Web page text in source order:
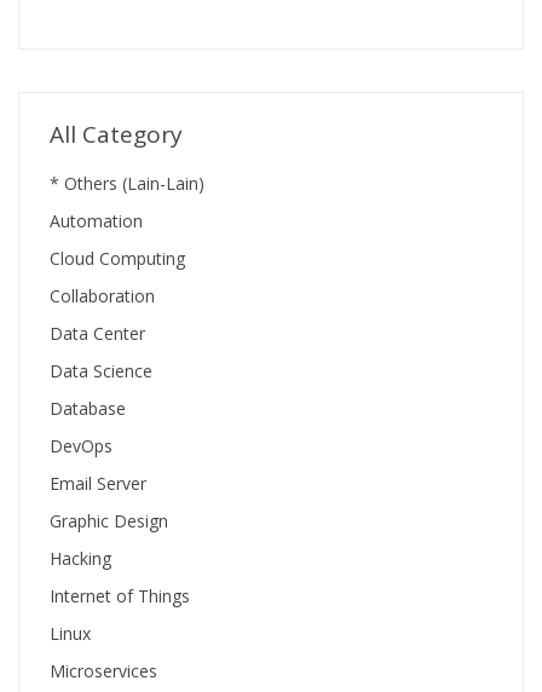
All Category
* Others (Lain-Lain)
Automation
Cloud Computing
Collaboration
Data Center
Data Science
Database
DevOps
Email Server
Graphic Design
Hacking
Internet of Things
Linux
Microservices